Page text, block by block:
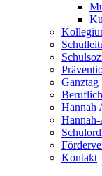
Ganztag
Hannah
Kontakt